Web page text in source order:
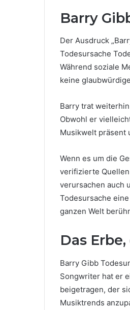
Barry
Der Ausdruck
Todesursache
Während soziale
keine
Barry trat
Obwohl er
Musikwelt präsent
Wenn es um die
verifizierte
verursachen auch
Todesursache
ganzen Welt
Das
Barry Gibb
Songwriter hat er
beigetragen, der
Musiktrends